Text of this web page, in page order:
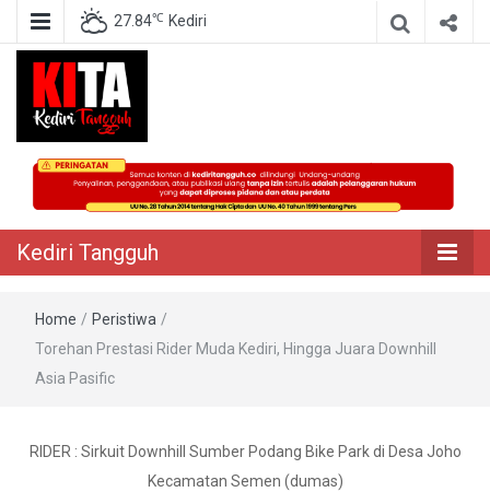
27.84℃ Kediri
Kediri Tangguh
Berita Akurat Terpercaya
Kediri Tangguh
Home / Peristiwa /
Torehan Prestasi Rider Muda Kediri, Hingga Juara Downhill
Asia Pasific
RIDER : Sirkuit Downhill Sumber Podang Bike Park di Desa Joho
Kecamatan Semen (dumas)